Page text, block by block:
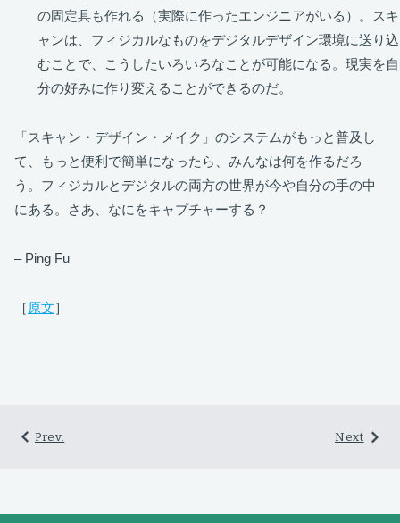
の固定具も作れる（実際に作ったエンジニアがいる）。スキ
ャンは、フィジカルなものをデジタルデザイン環境に送り込
むことで、こうしたいろいろなことが可能になる。現実を自
分の好みに作り変えることができるのだ。
「スキャン・デザイン・メイク」のシステムがもっと普及し
て、もっと便利で簡単になったら、みんなは何を作るだろ
う。フィジカルとデジタルの両方の世界が今や自分の手の中
にある。さあ、なにをキャプチャーする？
– Ping Fu
［ 原文］
Next
Prev.